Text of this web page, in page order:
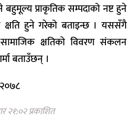
बहुमूल्य प्राकृतिक सम्पदाको नष्ट हुने
क्षति हुने गरेको बताइन्छ । यससँगै
क्षतिको विवरण संकलन
बताउँछन् ।
२१:०२ प्रकाशित